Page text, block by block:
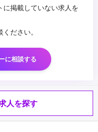
に掲載していない求人を
ださい。
に相談する
人を探す